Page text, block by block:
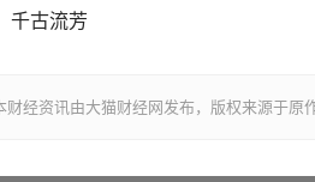
千古流芳
财经资讯由大猫财经网发布，版权来源于原